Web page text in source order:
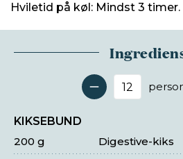
Hviletid på køl: Mindst 3 timer.
KIKSEBUND
Digestive-kiks
200 g